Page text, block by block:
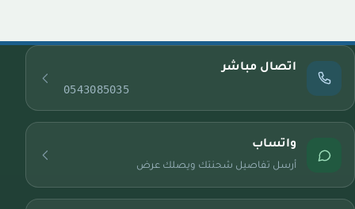
اتصال مباشر
0543085035
واتساب
أرسل تفاصيل شحنتك ويصلك عرض